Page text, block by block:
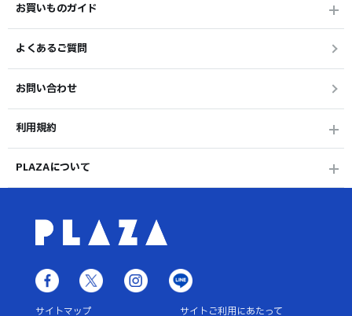
お買いものガイド
よくあるご質問
お問い合わせ
利用規約
PLAZAについて
サイトマップ サイトご利用にあたって